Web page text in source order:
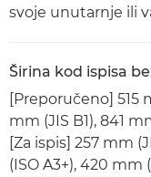
svoje unutarnje ili
Širina kod ispisa
[Preporučeno] 515
mm (JIS B1), 841
[Za ispis] 257 mm
(ISO A3+), 420 mm